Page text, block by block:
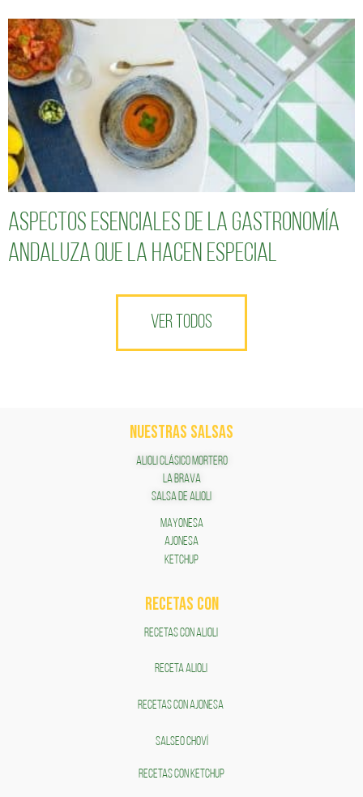
Aspectos esenciales de la gastronomía
andaluza que la hacen especial
VER TODOS
NUESTRAS SALSAS
ALIOLI CLÁSICO MORTERO
LA BRAVA
SALSA DE ALIOLI
MAYONESA
AJONESA
KETCHUP
RECETAS COn
RECETAS CON ALIOLI
RECETA ALIOLI
RECETAS CON AJONESA
SALSEO CHOVÍ
RECETAS CON KETCHUP